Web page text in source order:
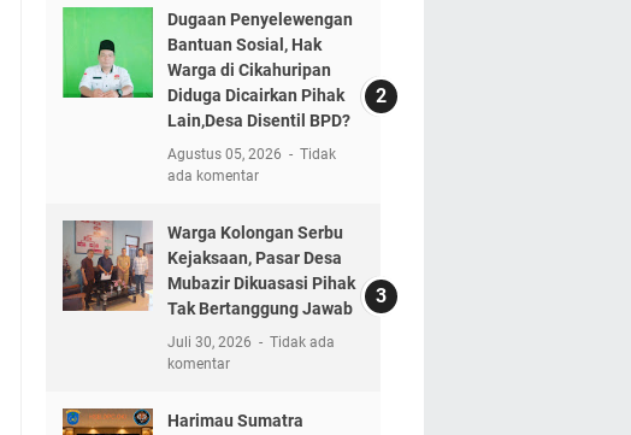
Dugaan Penyelewengan
Bantuan Sosial, Hak
Warga di Cikahuripan
Diduga Dicairkan Pihak
Lain,Desa Disentil BPD?
Agustus 05, 2026
Tidak
ada komentar
Warga Kolongan Serbu
Kejaksaan, Pasar Desa
Mubazir Dikuasasi Pihak
Tak Bertanggung Jawab
Juli 30, 2026
Tidak ada
komentar
Harimau Sumatra